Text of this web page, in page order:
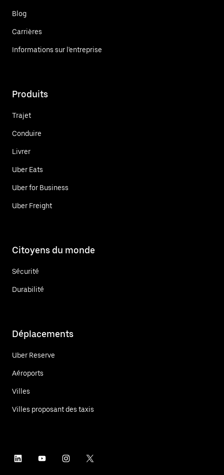
Blog
Carrières
Informations sur l'entreprise
Produits
Trajet
Conduire
Livrer
Uber Eats
Uber for Business
Uber Freight
Citoyens du monde
Sécurité
Durabilité
Déplacements
Uber Reserve
Aéroports
Villes
Villes proposant des taxis